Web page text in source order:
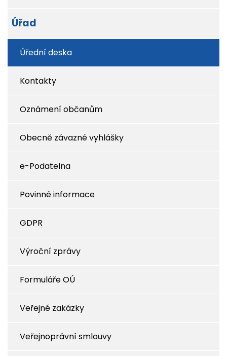
Úřad
Úřední deska
Kontakty
Oznámení občanům
Obecně závazné vyhlášky
e-Podatelna
Povinné informace
GDPR
Výroční zprávy
Formuláře OÚ
Veřejné zakázky
Veřejnoprávní smlouvy